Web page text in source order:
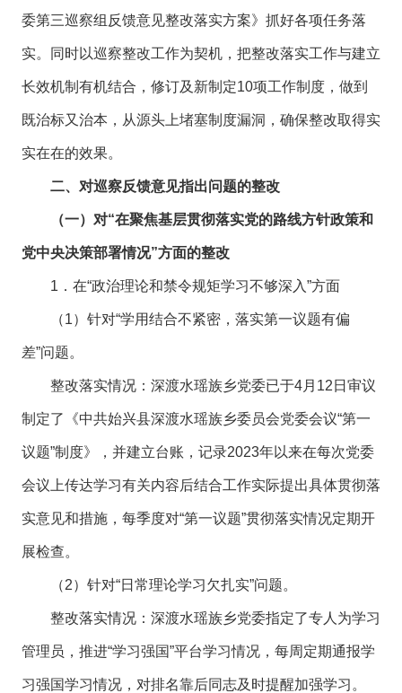
委第三巡察组反馈意见整改落实方案》抓好各项任务落
实。同时以巡察整改工作为契机，把整改落实工作与建立
长效机制有机结合，修订及新制定10项工作制度，做到
既治标又治本，从源头上堵塞制度漏洞，确保整改取得实
实在在的效果。
二、对巡察反馈意见指出问题的整改
（一）对“在聚焦基层贯彻落实党的路线方针政策和
党中央决策部署情况”方面的整改
1．在“政治理论和禁令规矩学习不够深入”方面
（1）针对“学用结合不紧密，落实第一议题有偏
差”问题。
整改落实情况：深渡水瑶族乡党委已于4月12日审议
制定了《中共始兴县深渡水瑶族乡委员会党委会议“第一
议题”制度》，并建立台账，记录2023年以来在每次党委
会议上传达学习有关内容后结合工作实际提出具体贯彻落
实意见和措施，每季度对“第一议题”贯彻落实情况定期开
展检查。
（2）针对“日常理论学习欠扎实”问题。
整改落实情况：深渡水瑶族乡党委指定了专人为学习
管理员，推进“学习强国”平台学习情况，每周定期通报学
习强国学习情况，对排名靠后同志及时提醒加强学习。